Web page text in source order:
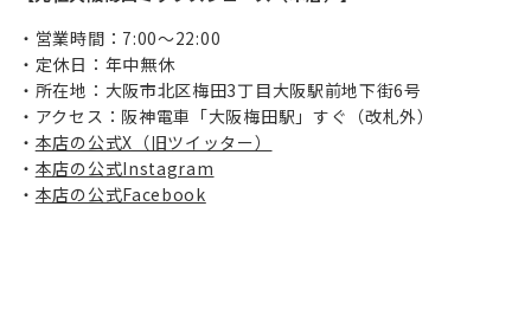
営業時間：7:00～22:00
定休日：年中無休
所在地：大阪市北区梅田3丁目大阪駅前地下街6号
アクセス：阪神電車「大阪梅田駅」すぐ（改札外）
本店の公式X（旧ツイッター）
本店の公式Instagram
本店の公式Facebook